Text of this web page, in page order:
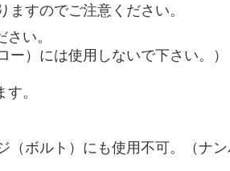
すのでご注意ください。
い。
）には使用しないで下さい。）
。
ボルト）にも使用不可。（ナ